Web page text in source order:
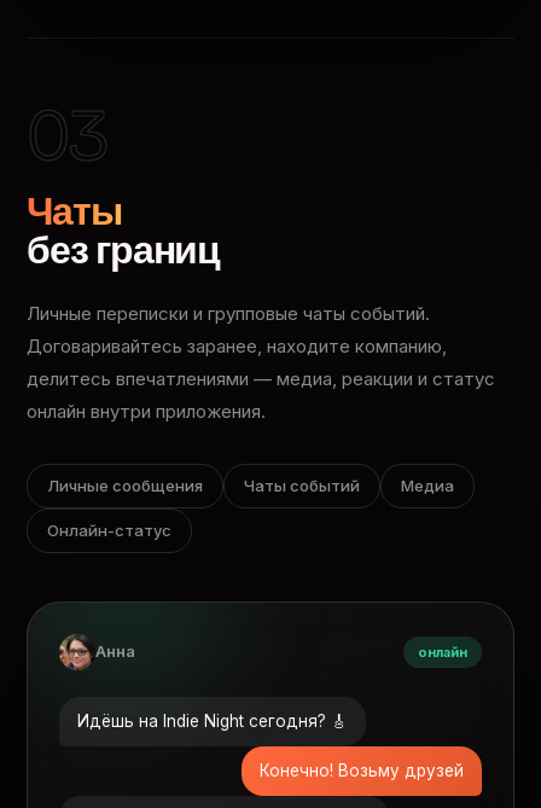
03
Чаты
без границ
Личные переписки и групповые чаты событий.
Договаривайтесь заранее, находите компанию,
делитесь впечатлениями — медиа, реакции и статус
онлайн внутри приложения.
Личные сообщения Чаты событий Медиа
Онлайн-статус
Анна онлайн
Идёшь на Indie Night сегодня? 🎸
Конечно! Возьму друзей